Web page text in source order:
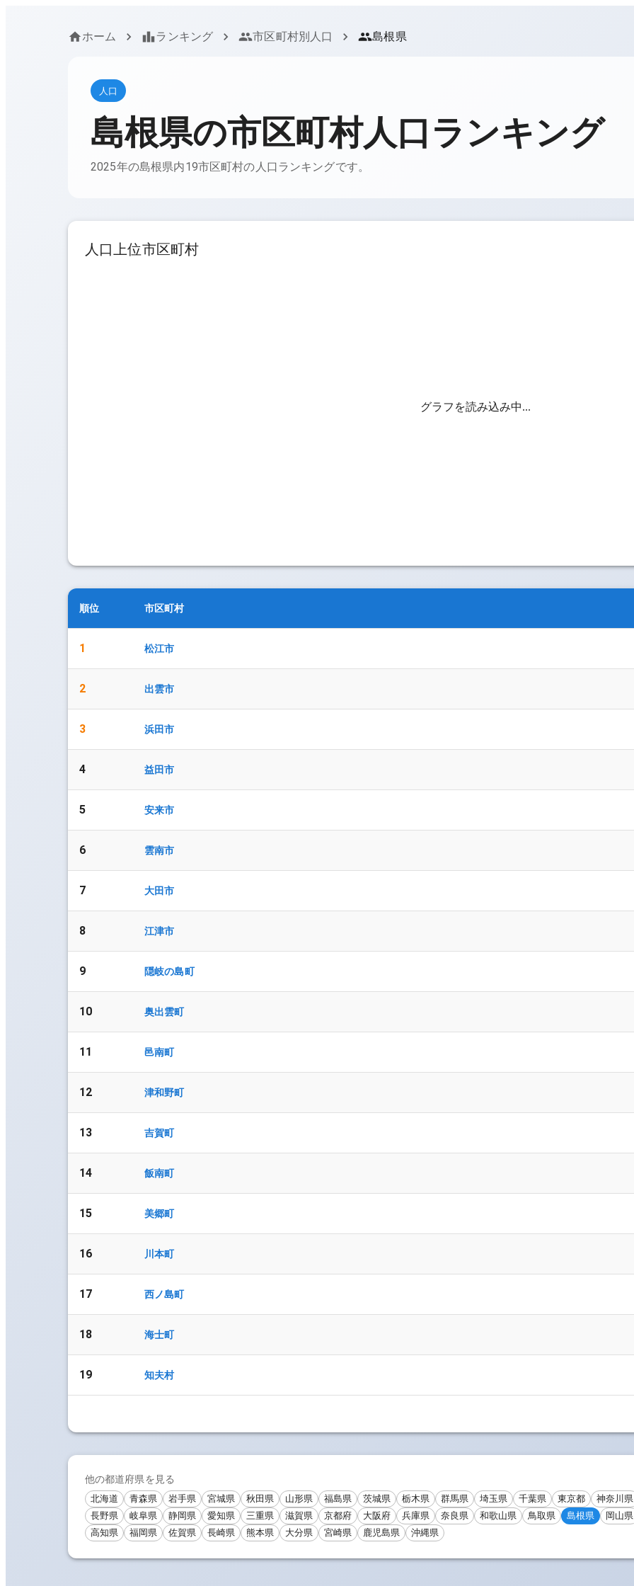
ホーム ランキング 市区町村別人口 島根県
人口
島根県の市区町村人口ランキング
2025年の島根県内19市区町村の人口ランキングです。
人口上位市区町村
グラフを読み込み中...
順位 市区町村
1 松江市
2 出雲市
3 浜田市
4 益田市
5 安来市
6 雲南市
7 大田市
8 江津市
9 隠岐の島町
10 奥出雲町
11 邑南町
12 津和野町
13 吉賀町
14 飯南町
15 美郷町
16 川本町
17 西ノ島町
18 海士町
19 知夫村
他の都道府県を見る
北海道 青森県 岩手県 宮城県 秋田県 山形県 福島県 茨城県 栃木県 群馬県 埼玉県 千葉県 東京都
神奈川県
長野県
岐阜県 静岡県 愛知県 三重県 滋賀県 京都府 大阪府 兵庫県 奈良県 和歌山県 鳥取県 島根県
岡山県
高知県
福岡県 佐賀県 長崎県 熊本県 大分県 宮崎県 鹿児島県 沖縄県